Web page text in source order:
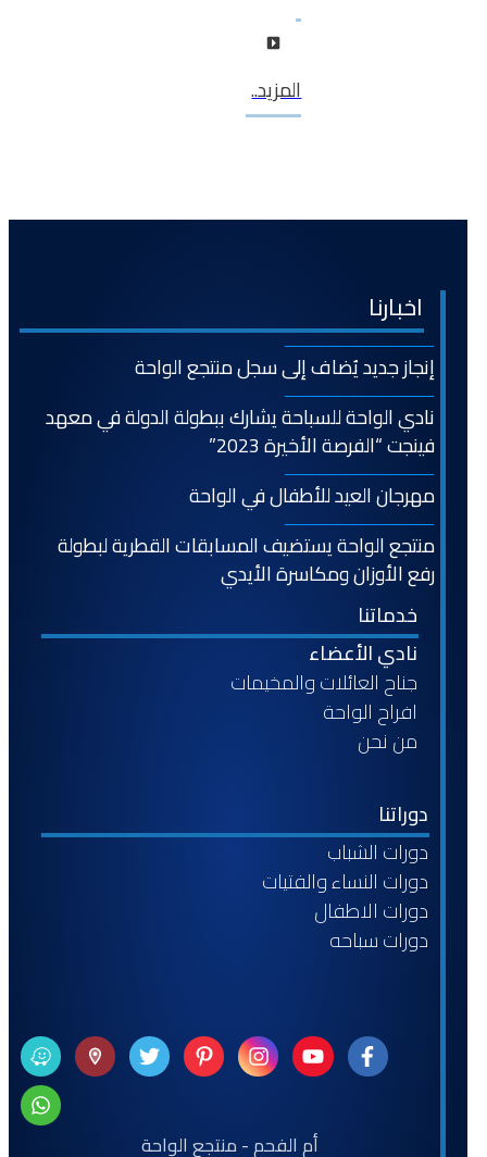
المزيد..
اخبارنا
إنجاز جديد يُضاف إلى سجل منتجع الواحة
نادي الواحة للسباحة يشارك ببطولة الدولة في معهد
فينجت “الفرصة الأخيرة 2023”
مهرجان العيد للأطفال في الواحة
منتجع الواحة يستضيف المسابقات القطرية لبطولة
رفع الأوزان ومكاسرة الأيدي
خدماتنا
نادي الأعضاء
جناح العائلات والمخيمات
افراح الواحة
من نحن
دوراتنا
دورات الشباب
دورات النساء والفتيات
دورات الاطفال
دورات سباحه
أم الفحم - منتجع الواحة